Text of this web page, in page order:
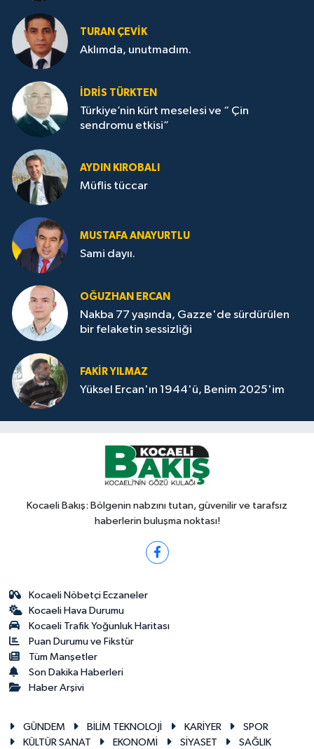
TURAN ÇEVİK
Aklımda, unutmadım.
İDRİS TÜRKTEN
Türkiye’nin kürt meselesi ve “ Çin
sendromu etkisi”
AYDIN KIROBALI
Müflis tüccar
MUSTAFA ANAYURTLU
Sami dayıı.
OĞUZHAN ERCAN
Nakba 77 yaşında, Gazze'de sürdürülen
bir felaketin sessizliği
FAKİR YILMAZ
Yüksel Ercan'ın 1944'ü, Benim 2025'im
Kocaeli Bakış: Bölgenin nabzını tutan, güvenilir ve tarafsız
haberlerin buluşma noktası!
Kocaeli Nöbetçi Eczaneler
Kocaeli Hava Durumu
Kocaeli Trafik Yoğunluk Haritası
Puan Durumu ve Fikstür
Tüm Manşetler
Son Dakika Haberleri
Haber Arşivi
GÜNDEM BİLİM TEKNOLOJİ KARİYER
SPOR
KÜLTÜR SANAT
EKONOMİ SİYASET SAĞLIK